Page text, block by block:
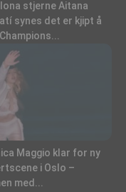
stjerne Aitana
synes det er kjipt å
Maggio klar for ny
i Oslo –
med...